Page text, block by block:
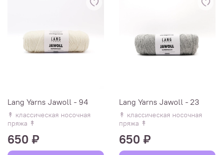
Lang Yarns Jawoll - 94
↟ классическая носочная
пряжа ↟
650 ₽
Lang Yarns Jawoll - 23
↟ классическая носочная
пряжа ↟
650 ₽